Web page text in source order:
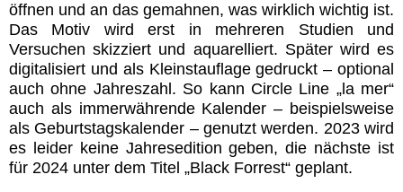
öffnen und an das gemahnen, was wirklich wichtig ist.
Das Motiv wird erst in mehreren Studien und
Versuchen skizziert und aquarelliert. Später wird es
digitalisiert und als Kleinstauflage gedruckt – optional
auch ohne Jahreszahl. So kann Circle Line „la mer“
auch als immerwährende Kalender – beispielsweise
als Geburtstagskalender – genutzt werden. 2023 wird
es leider keine Jahresedition geben, die nächste ist
für 2024 unter dem Titel „Black Forrest“ geplant.